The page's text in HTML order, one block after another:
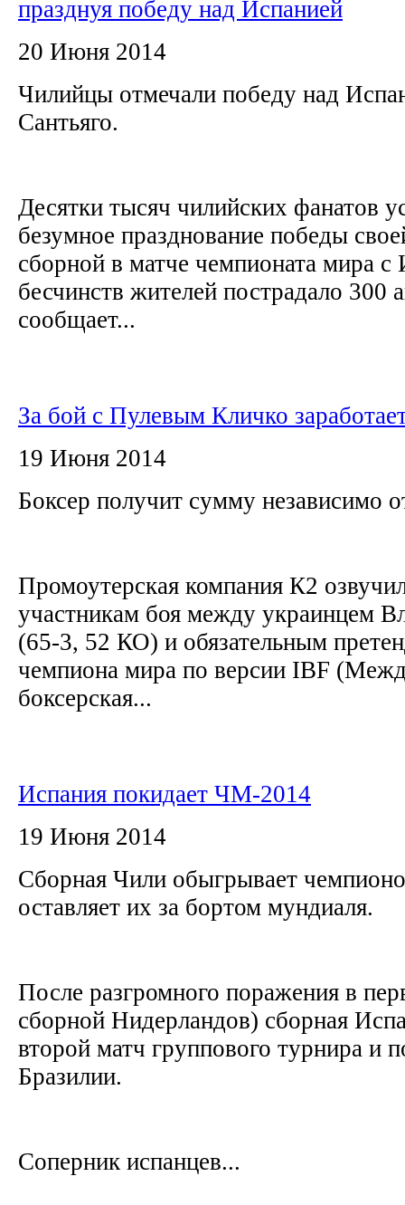
празднуя победу над Испанией
20 Июня 2014
Чилийцы отмечали победу над
Сантьяго.
Десятки тысяч чилийских фанатов
безумное празднование победы
сборной в матче чемпионата мира с
бесчинств жителей пострадало 300
сообщает...
За бой с Пулевым Кличко
19 Июня 2014
Боксер получит сумму независимо
Промоутерская компания К2
участникам боя между украинцем
(65-3, 52 КО) и обязательным
чемпиона мира по версии IBF
боксерская...
Испания покидает ЧМ-2014
19 Июня 2014
Сборная Чили обыгрывает
оставляет их за бортом мундиаля.
После разгромного поражения в
сборной Нидерландов) сборная
второй матч группового турнира и
Бразилии.
Соперник испанцев...